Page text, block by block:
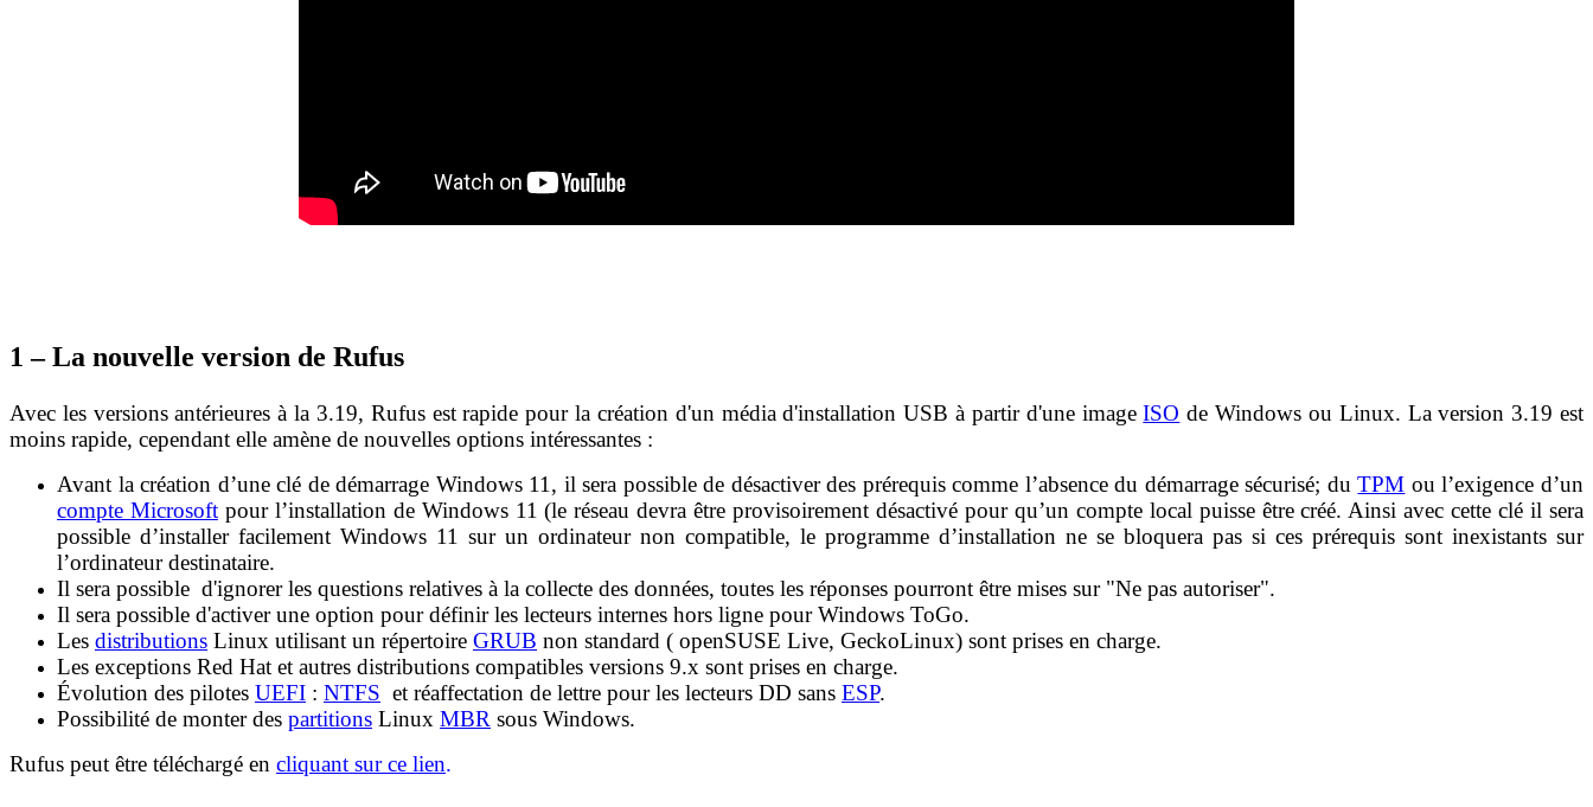
1 – La nouvelle version de Rufus
Avec les versions antérieures à la 3.19, Rufus est rapide pour la création d'un média d'installation USB à partir d'une imageISO de Windows ou Linux. La version 3.19 est
moins rapide, cependant elle amène de nouvelles options intéressantes :
Avant la création d’une clé de démarrage Windows 11, il sera possible de désactiver des prérequis comme l’absence du démarrage sécurisé; duTPM ou l’exigence d’un
compte Microsoftpour l’installation de Windows 11 (le réseau devra être provisoirement désactivé pour qu’un compte local puisse être créé. Ainsi avec cette clé il sera
possible d’installer facilement Windows 11 sur un ordinateur non compatible, le programme d’installation ne se bloquera pas si ces prérequis sont inexistants sur
l’ordinateur destinataire.
Il sera possible d'ignorer les questions relatives à la collecte des données, toutes les réponses pourront être mises sur "Ne pas autoriser".
Il sera possible d'activer une option pour définir les lecteurs internes hors ligne pour Windows ToGo.
Les distributions Linux utilisant un répertoire GRUB non standard ( openSUSE Live, GeckoLinux) sont prises en charge.
Les exceptions Red Hat et autres distributions compatibles versions 9.x sont prises en charge.
Évolution des pilotes UEFI : NTFS et réaffectation de lettre pour les lecteurs DD sans ESP.
Possibilité de monter des partitions Linux MBR sous Windows.
Rufus peut être téléchargé en cliquant sur ce lien.